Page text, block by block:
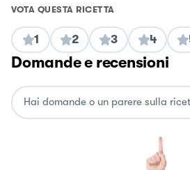
VOTA QUESTA RICETTA
1 2 3 4
Domande e recensioni